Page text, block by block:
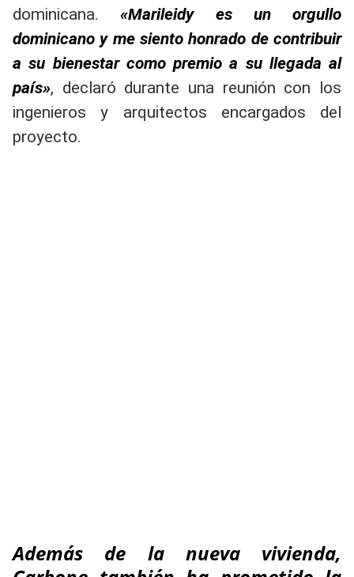
dominicana.«Marileidy es un orgullo
dominicano y me siento honrado de contribuir
a su bienestar como premio a su llegada al
país», declaró durante una reunión con los
ingenieros y arquitectos encargados del
proyecto.
Además de la nueva vivienda,